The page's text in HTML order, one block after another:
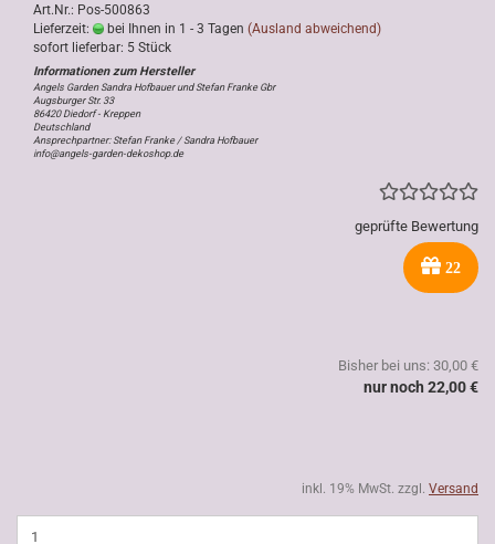
Art.Nr.: Pos-500863
Lieferzeit:
bei Ihnen in 1 - 3 Tagen (Ausland abweichend)
sofort lieferbar: 5 Stück
Angels Garden Sandra Hofbauer und Stefan Franke Gbr
Augsburger Str. 33
86420 Diedorf - Kreppen
Deutschland
Ansprechpartner: Stefan Franke / Sandra Hofbauer
info@angels-garden-dekoshop.de
geprüfte Bewertung
22
Bisher bei uns: 30,00 €
nur noch 22,00 €
inkl. 19% MwSt. zzgl. Versand